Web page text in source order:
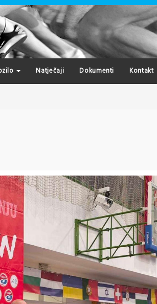
Natječaji Dokumenti Kontakt